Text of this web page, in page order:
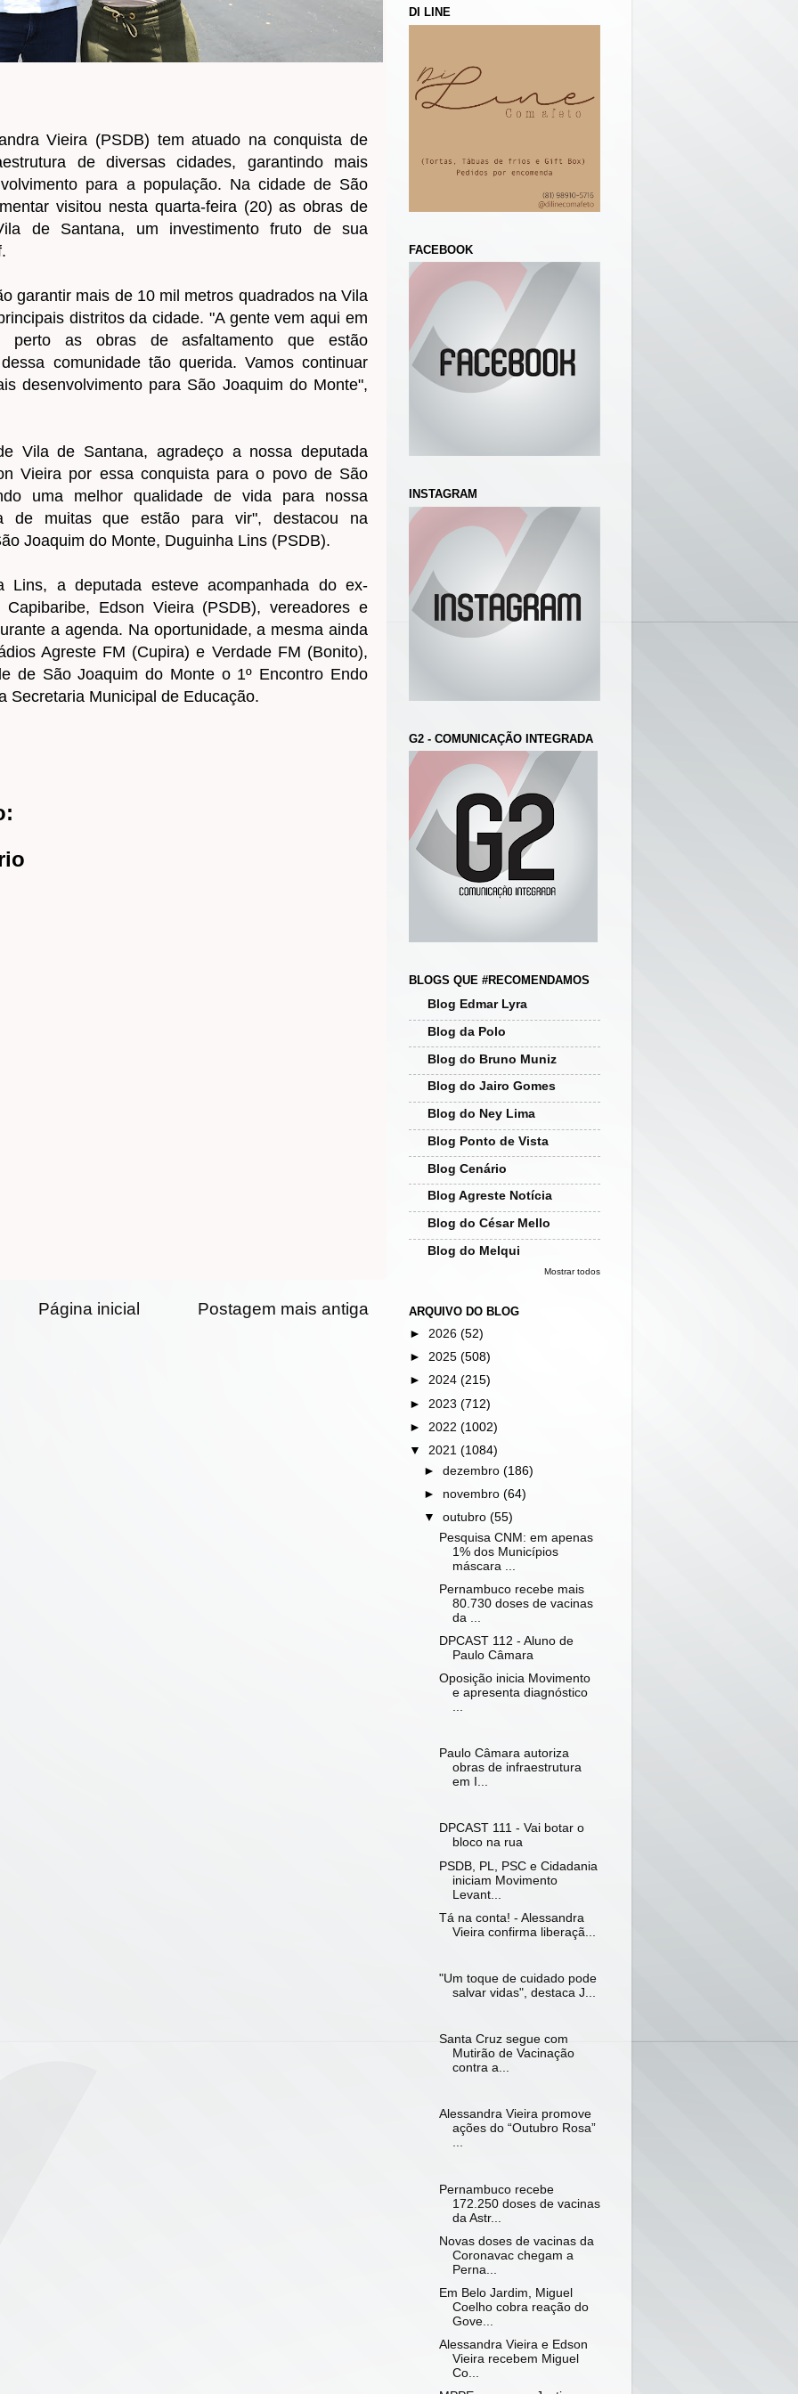
Vieira (PSDB) tem atuado na conquista de
de diversas cidades, garantindo mais
para a população. Na cidade de São
visitou nesta quarta-feira (20) as obras de
de Santana, um investimento fruto de sua
garantir mais de 10 mil metros quadrados na Vila
distritos da cidade. "A gente vem aqui em
as obras de asfaltamento que estão
comunidade tão querida. Vamos continuar
desenvolvimento para São Joaquim do Monte",
Vila de Santana, agradeço a nossa deputada
Vieira por essa conquista para o povo de São
uma melhor qualidade de vida para nossa
de muitas que estão para vir", destacou na
Joaquim do Monte, Duguinha Lins (PSDB).
Lins, a deputada esteve acompanhada do ex-
Edson Vieira (PSDB), vereadores e
a agenda. Na oportunidade, a mesma ainda
Agreste FM (Cupira) e Verdade FM (Bonito),
de São Joaquim do Monte o 1º Encontro Endo
Secretaria Municipal de Educação.
Postagem mais antiga
Página inicial
DI LINE
FACEBOOK
INSTAGRAM
G2 - COMUNICAÇÃO INTEGRADA
BLOGS QUE #RECOMENDAMOS
Blog Edmar Lyra
Blog da Polo
Blog do Bruno Muniz
Blog do Jairo Gomes
Blog do Ney Lima
Blog Ponto de Vista
Blog Cenário
Blog Agreste Notícia
Blog do César Mello
Blog do Melqui
Mostrar todos
ARQUIVO DO BLOG
► 2026 (52)
► 2025 (508)
► 2024 (215)
► 2023 (712)
► 2022 (1002)
▼ 2021 (1084)
►dezembro(186)
► novembro(64)
▼outubro(55)
Pesquisa CNM: em apenas
1% dos Municípios
máscara ...
Pernambuco recebe mais
80.730 doses de vacinas
da ...
DPCAST 112 - Aluno de
Paulo Câmara
Oposição inicia Movimento
e apresenta diagnóstico
Paulo Câmara autoriza
obras de infraestrutura
em I...
DPCAST 111 - Vai botar o
bloco na rua
PSDB, PL, PSC e Cidadania
iniciam Movimento
Levant...
Tá na conta! - Alessandra
Vieira confirma liberaçã...
"Um toque de cuidado pode
salvar vidas", destaca J...
Santa Cruz segue com
Mutirão de Vacinação
contra a...
Alessandra Vieira promove
ações do “Outubro Rosa”
...
Pernambuco recebe
172.250 doses de vacinas
da Astr...
Novas doses de vacinas da
Coronavac chegam a
Perna...
Em Belo Jardim, Miguel
Coelho cobra reação do
Gove...
Alessandra Vieira e Edson
Vieira recebem Miguel
Co...